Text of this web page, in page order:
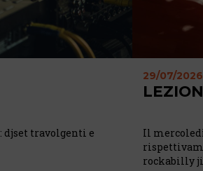
djset travolgenti e
29/07/
Il
rockabilly